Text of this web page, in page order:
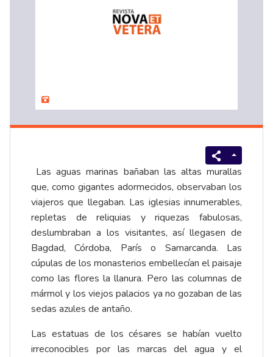
Las aguas marinas bañaban las altas murallas
que, como gigantes adormecidos, observaban los
viajeros que llegaban. Las iglesias innumerables,
repletas de reliquias y riquezas fabulosas,
deslumbraban a los visitantes, así llegasen de
Bagdad, Córdoba, París o Samarcanda. Las
cúpulas de los monasterios embellecían el paisaje
como las flores la llanura. Pero las columnas de
mármol y los viejos palacios ya no gozaban de las
sedas azules de antaño.
Las estatuas de los césares se habían vuelto
irreconocibles por las marcas del agua y el